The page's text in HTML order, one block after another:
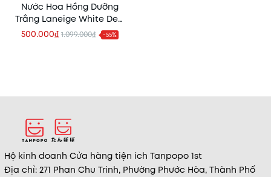
Nước Hoa Hồng Dưỡng
Trắng Laneige White Dew
Skin Refiner 120ml
500.000₫ 1.099.000₫ -55%
Hộ kinh doanh Cửa hàng tiện ích Tanpopo 1st
Địa chỉ: 271 Phan Chu Trinh, Phường Phước Hòa, Thành Phố